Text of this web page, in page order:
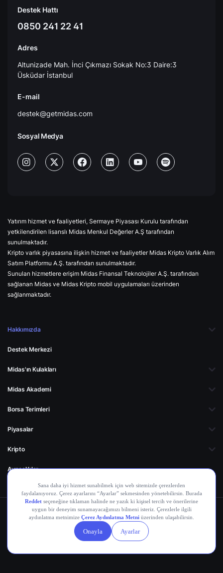
Hakkımızda
Destek Merkezi
Midas'ın Kulakları
Midas Akademi
Borsa Terimleri
Piyasalar
Kripto
Ayrıcalıklar
Destek Hattı
0850 241 22 41
Adres
Altunizade Mah. İnci Çıkmazı Sokak No:3 Daire:3
Üsküdar İstanbul
E-mail
destek@getmidas.com
Sosyal Medya
Yatırım hizmet ve faaliyetleri, Sermaye Piyasası Kurulu tarafından
yetkilendirilen lisanslı Midas Menkul Değerler A.Ş tarafından
sunulmaktadır.
Kripto varlık piyasasına ilişkin hizmet ve faaliyetler Midas Kripto Varlık Alım
Satım Platformu A.Ş. tarafından sunulmaktadır.
Sunulan hizmetlere erişim Midas Finansal Teknolojiler A.Ş. tarafından
sağlanan Midas ve Midas Kripto mobil uygulamaları üzerinden
sağlanmaktadır.
Kişisel Verilerin
Gizlilik
Politikası
Yasal
Duyurular
Çerez